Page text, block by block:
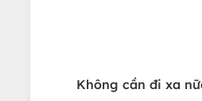
Không cần đi xa